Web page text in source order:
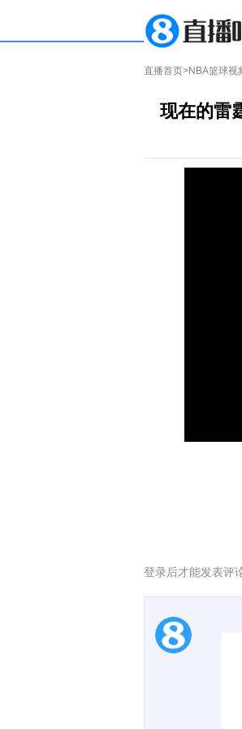
直播首页>NBA篮球视
现在的雷
登录后才能发表评